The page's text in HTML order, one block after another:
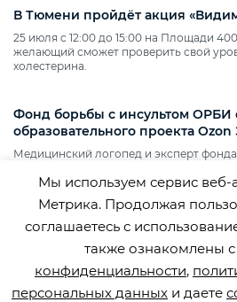
В Тюмени пройдёт акция
25 июля с 12:00 до 15:00 на Площади
желающий сможет проверить свой
холестерина.
Фонд борьбы с инсультом ОРБИ
образовательного проекта Ozon
Медицинский логопед и эксперт
нарушениями речи.
Мы используем сервис веб-
Метрика. Продолжая
соглашаетесь с
также ознакомлены с
конфиденциальности,
персональных данных и даете